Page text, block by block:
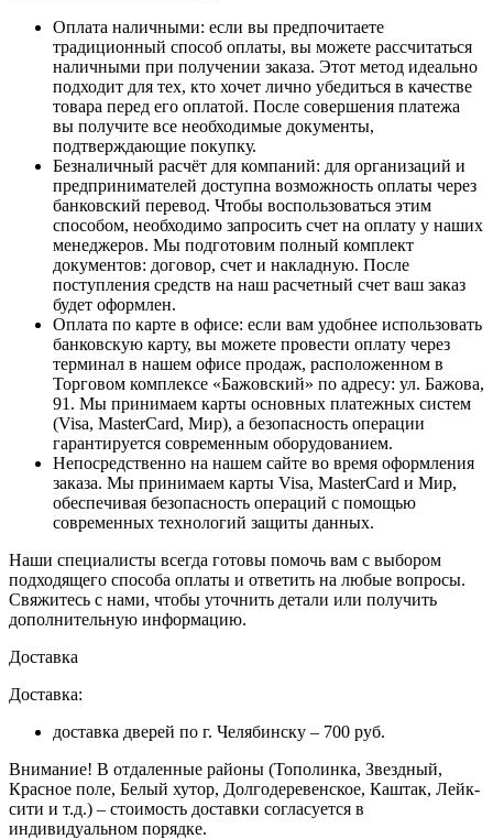
Оплата наличными: если вы предпочитаете
традиционный способ оплаты, вы можете рассчитаться
наличными при получении заказа. Этот метод идеально
подходит для тех, кто хочет лично убедиться в качестве
товара перед его оплатой. После совершения платежа
вы получите все необходимые документы,
подтверждающие покупку.
Безналичный расчёт для компаний: для организаций и
предпринимателей доступна возможность оплаты через
банковский перевод. Чтобы воспользоваться этим
способом, необходимо запросить счет на оплату у наших
менеджеров. Мы подготовим полный комплект
документов: договор, счет и накладную. После
поступления средств на наш расчетный счет ваш заказ
будет оформлен.
Оплата по карте в офисе: если вам удобнее использовать
банковскую карту, вы можете провести оплату через
терминал в нашем офисе продаж, расположенном в
Торговом комплексе «Бажовский» по адресу: ул. Бажова,
91. Мы принимаем карты основных платежных систем
(Visa, MasterCard, Мир), а безопасность операции
гарантируется современным оборудованием.
Непосредственно на нашем сайте во время оформления
заказа. Мы принимаем карты Visa, MasterCard и Мир,
обеспечивая безопасность операций с помощью
современных технологий защиты данных.
Наши специалисты всегда готовы помочь вам с выбором
подходящего способа оплаты и ответить на любые вопросы.
Свяжитесь с нами, чтобы уточнить детали или получить
дополнительную информацию.
Доставка
Доставка:
доставка дверей по г. Челябинску – 700 руб.
Внимание! В отдаленные районы (Тополинка, Звездный,
Красное поле, Белый хутор, Долгодеревенское, Каштак, Лейк-
сити и т.д.) – стоимость доставки согласуется в
индивидуальном порядке.